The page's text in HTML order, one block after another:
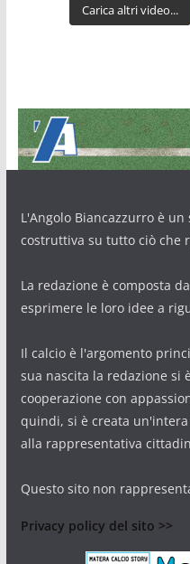
Carica altri video...
L'Angolo Biancazzurro è
costruttiva su tutto ciò che
La redazione è composta
esprimere le loro idee a
Il calcio è l'argomento
sua nascita la redazione si
cooperazione con
quindi, si è creata
alla rappresentativa
Questo sito non
Privacy policy del sito >>